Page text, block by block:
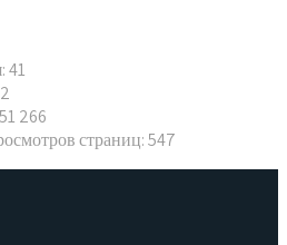
41
266
страниц:547